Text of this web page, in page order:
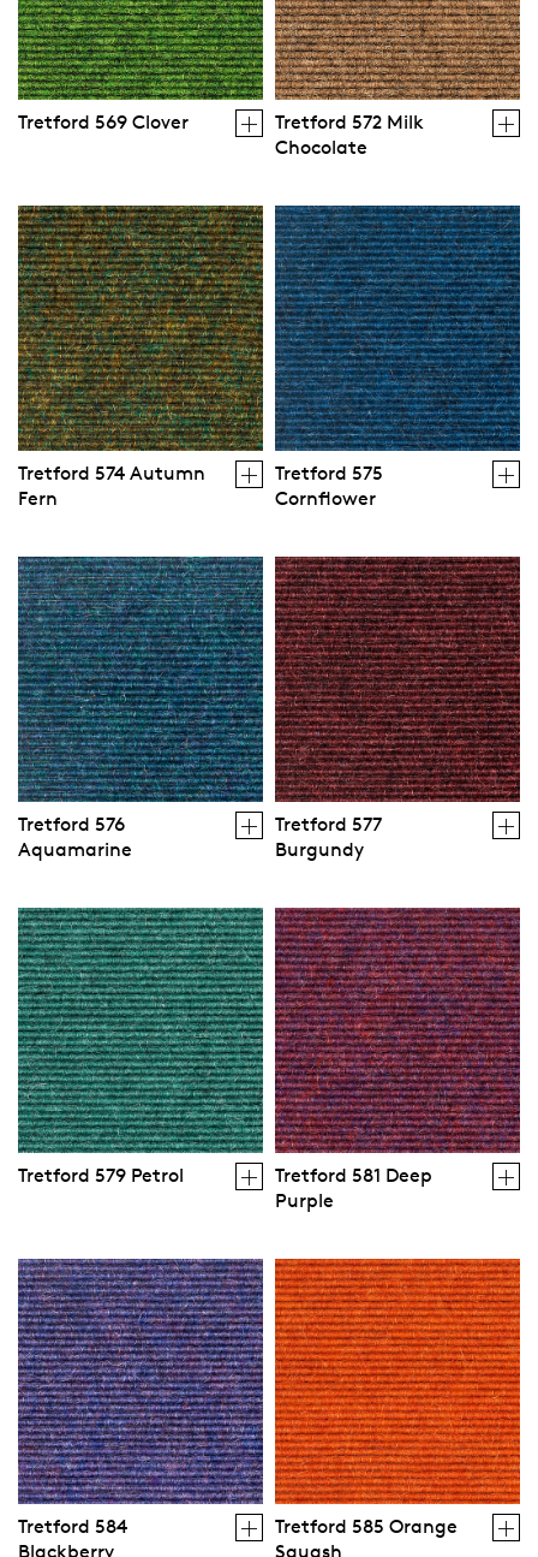
Tretford 569 Clover
Tretford 572 Milk
Chocolate
Tretford 574 Autumn
Fern
Tretford 575
Cornflower
Tretford 576
Aquamarine
Tretford 577
Burgundy
Tretford 579 Petrol
Tretford 581 Deep
Purple
Tretford 584
Blackberry
Tretford 585 Orange
Squash